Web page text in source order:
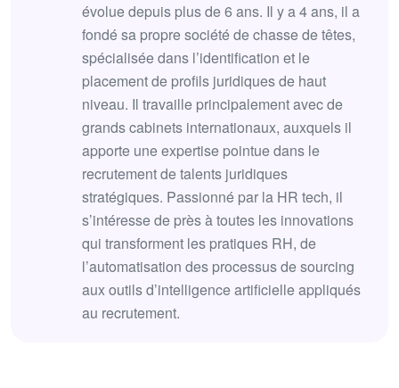
évolue depuis plus de 6 ans. Il y a 4 ans, il a
fondé sa propre société de chasse de têtes,
spécialisée dans l’identification et le
placement de profils juridiques de haut
niveau. Il travaille principalement avec de
grands cabinets internationaux, auxquels il
apporte une expertise pointue dans le
recrutement de talents juridiques
stratégiques. Passionné par la HR tech, il
s’intéresse de près à toutes les innovations
qui transforment les pratiques RH, de
l’automatisation des processus de sourcing
aux outils d’intelligence artificielle appliqués
au recrutement.